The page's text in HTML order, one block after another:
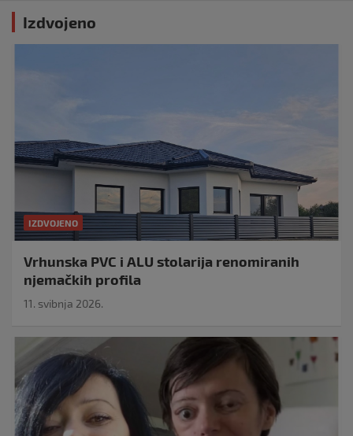
Izdvojeno
IZDVOJENO
Vrhunska PVC i ALU stolarija renomiranih
njemačkih profila
11. svibnja 2026.